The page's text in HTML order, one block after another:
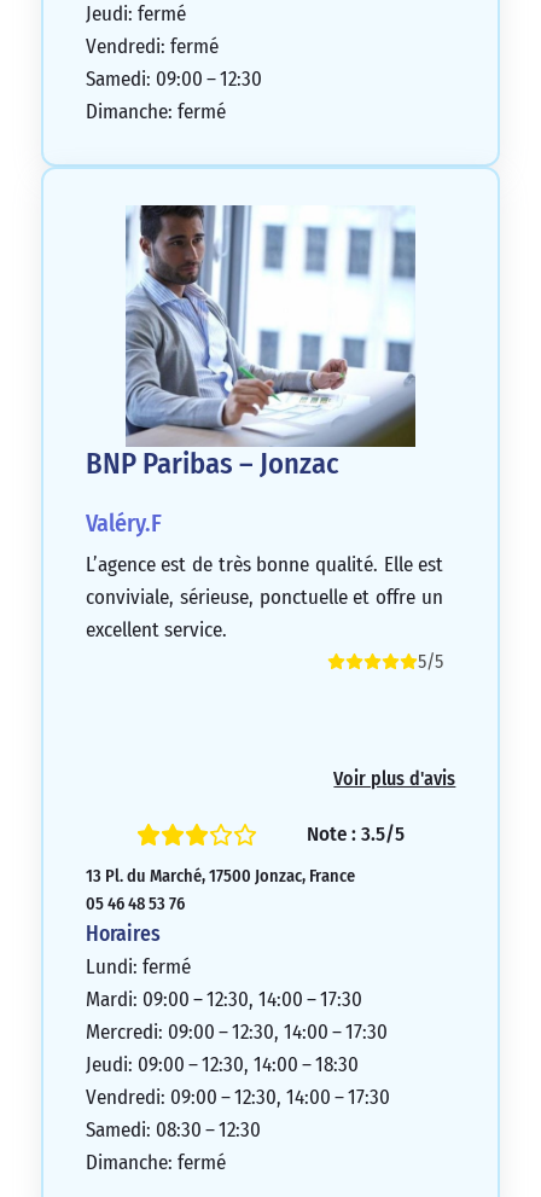
Jeudi: fermé
Vendredi: fermé
Samedi: 09:00 – 12:30
Dimanche: fermé
BNP Paribas – Jonzac
Valéry.F
L’agence est de très bonne qualité. Elle est
conviviale, sérieuse, ponctuelle et offre un
excellent service.
5/5
Voir plus d'avis
Note : 3.5/5
13 Pl. du Marché, 17500 Jonzac, France
05 46 48 53 76
Horaires
Lundi: fermé
Mardi: 09:00 – 12:30, 14:00 – 17:30
Mercredi: 09:00 – 12:30, 14:00 – 17:30
Jeudi: 09:00 – 12:30, 14:00 – 18:30
Vendredi: 09:00 – 12:30, 14:00 – 17:30
Samedi: 08:30 – 12:30
Dimanche: fermé